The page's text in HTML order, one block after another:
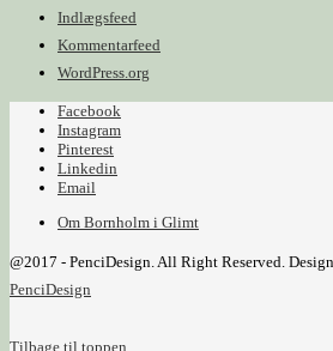
Indlægsfeed
Kommentarfeed
WordPress.org
Facebook
Instagram
Pinterest
Linkedin
Email
Om Bornholm i Glimt
@2017 - PenciDesign. All Right Reserved.
PenciDesign
Tilbage til toppen